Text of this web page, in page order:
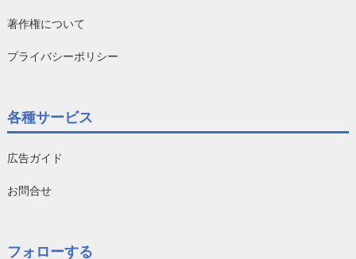
著作権について
プライバシーポリシー
各種サービス
広告ガイド
お問合せ
フォローする